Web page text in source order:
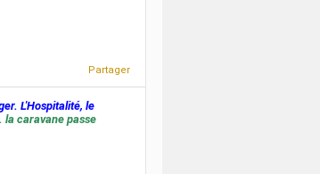
Partager
L'Hospitalité, le
la caravane passe